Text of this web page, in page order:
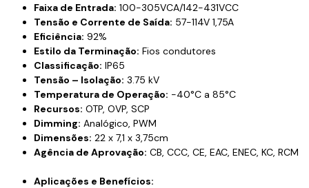
Faixa de Entrada: 100-305VCA/142-431VCC
Tensão e Corrente de Saída: 57-114V 1,75A
Eficiência: 92%
Estilo da Terminação: Fios condutores
Classificação: IP65
Tensão – Isolação: 3.75 kV
Temperatura de Operação: -40°C a 85°C
Recursos: OTP, OVP, SCP
Dimming: Analógico, PWM
Dimensões: 22 x 7,1 x 3,75cm
Agência de Aprovação: CB, CCC, CE, EAC, ENEC, KC, RCM
Aplicações e Benefícios: